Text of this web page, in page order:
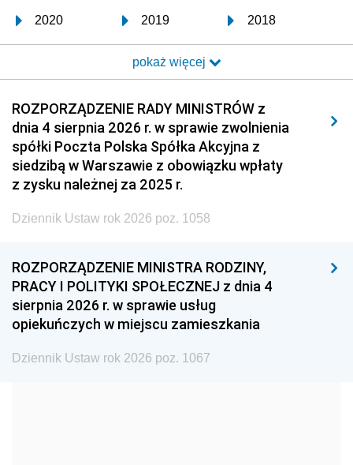
2020 2019 2018
2017 2016 2015
2014 2013 2012
2011 2010 2009
2008 2007 2006
2005 2004 2003
2002 2001
1999 1998
1993 1992 1991
1990 1989
1987 1986 1985
1984 1983
pokaż więcej
ROZPORZĄDZENIE RADY MINISTRÓW z
dnia 4 sierpnia 2026 r. w sprawie zwolnienia
spółki Poczta Polska Spółka Akcyjna z
siedzibą w Warszawie z obowiązku wpłaty
z zysku należnej za 2025 r.
Dziennik Ustaw rok 2026 poz. 1058
ROZPORZĄDZENIE MINISTRA RODZINY,
PRACY I POLITYKI SPOŁECZNEJ z dnia 4
sierpnia 2026 r. w sprawie usług
opiekuńczych w miejscu zamieszkania
Dziennik Ustaw rok 2026 poz. 1067